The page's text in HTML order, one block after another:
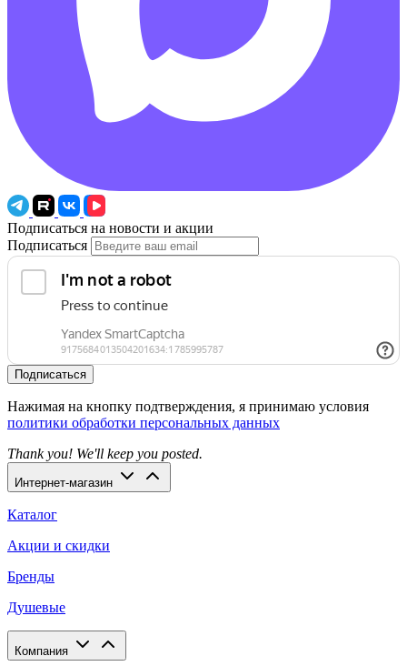
Подписаться на новости и акции
Подписаться
Подписаться
Нажимая на кнопку подтверждения, я принимаю условия
политики обработки персональных данных
Thank you! We'll keep you posted.
Интернет-магазин
Каталог
Акции и скидки
Бренды
Душевые
Компания